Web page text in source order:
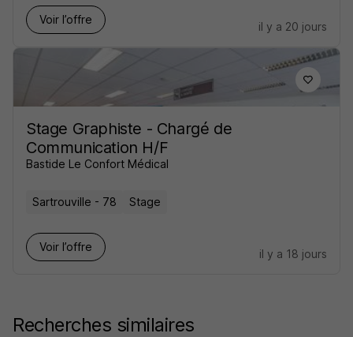
Voir l’offre
il y a 20 jours
Stage Graphiste - Chargé de
Communication H/F
Bastide Le Confort Médical
Sartrouville - 78 Stage
Voir l’offre
il y a 18 jours
Recherches similaires